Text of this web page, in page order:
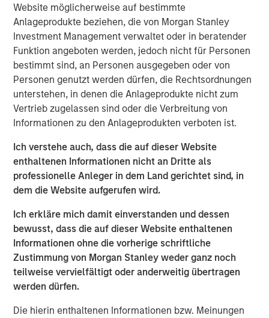
Website möglicherweise auf bestimmte
Anlageprodukte beziehen, die von Morgan Stanley
Investment Management verwaltet oder in beratender
Funktion angeboten werden, jedoch nicht für Personen
bestimmt sind, an Personen ausgegeben oder von
Personen genutzt werden dürfen, die Rechtsordnungen
unterstehen, in denen die Anlageprodukte nicht zum
Vertrieb zugelassen sind oder die Verbreitung von
Informationen zu den Anlageprodukten verboten ist.
Ich verstehe auch, dass die auf dieser Website
enthaltenen Informationen nicht an Dritte als
professionelle Anleger in dem Land gerichtet sind, in
dem die Website aufgerufen wird.
Ich erkläre mich damit einverstanden und dessen
bewusst, dass die auf dieser Website enthaltenen
Informationen ohne die vorherige schriftliche
Zustimmung von Morgan Stanley weder ganz noch
teilweise vervielfältigt oder anderweitig übertragen
werden dürfen.
Die hierin enthaltenen Informationen bzw. Meinungen
(also known as “Opportunistic Credit”) have
emerged as a distinct and increasingly important
sub-strategy, addressing financing needs that
cannot be fulfilled by the traditional direct lending
market, while seeking to deliver higher returns and
differentiated exposure.
Today’s opportunity is characterized less by broad-
based distress and more by a favorable supply-
demand backdrop for flexible capital.
Fundamentally sound companies increasingly need
capital partners with the ability to operate “out of
the box” and solutions to navigate a higher-rate,
slower-exit environment while preserving long-term
A convergence of macro conditions, private equity
dynamics, and the particular nuances of the
middle markethas created what we believe is an
attractive opportunity set for managers with a
repeatable and scalable playbook for this strategy.
Structural demand factors support Opportunistic